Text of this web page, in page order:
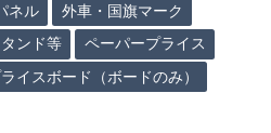
ネル
外車・国旗マーク
ンド等
ペーパープライス
イスボード（ボードのみ）